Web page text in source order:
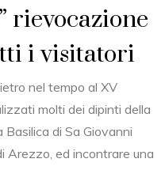
rievocazione
i visitatori
nel tempo al XV
molti dei dipinti della
di Sa Giovanni
Arezzo, ed incontrare una